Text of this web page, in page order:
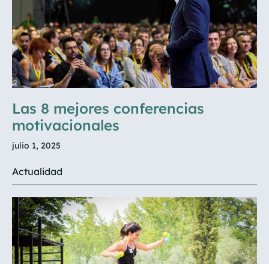
Las 8 mejores conferencias
motivacionales
julio 1, 2025
Actualidad